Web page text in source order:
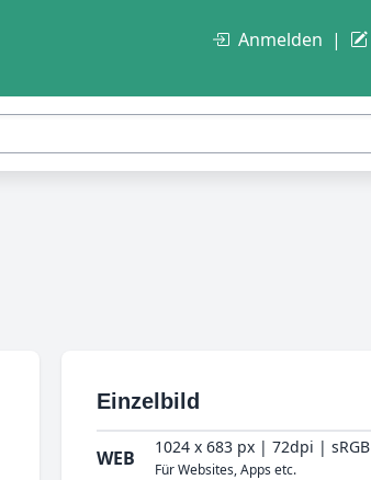
Anmelden
Einzelbild
WEB 1024 x 683 px | 72dpi | sRGB
Für Websites, Apps etc.